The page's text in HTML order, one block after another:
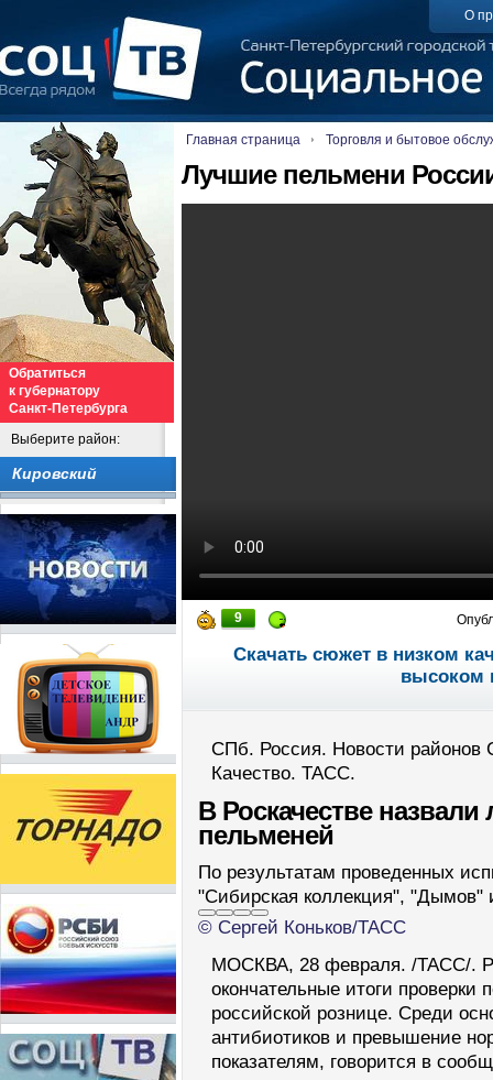
О
Обратиться
к губернатору
Санкт-Петербурга
Выберите район:
Кировский
Главная страница Торговля и бытовое
Лучшие пельмени
9
Скачать сюжет в низком
высоком
СПб. Россия. Новости
Качество. ТАСС.
В Роскачестве
пельменей
По результатам проведенных
"Сибирская коллекция", "Дымов"
© Сергей Коньков/ТАСС
МОСКВА, 28 февраля. /ТАСС/.
окончательные итоги
российской рознице. Среди
антибиотиков и превышение
показателям, говорится в